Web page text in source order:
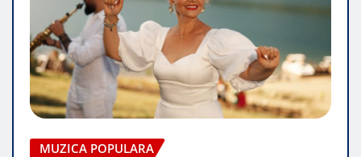
MUZICA POPULARA